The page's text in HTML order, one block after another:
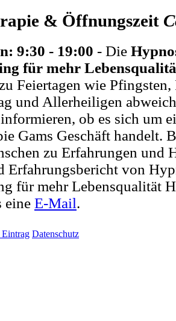
& Öffnungszeit
9:30 - 19:00 - Die
für mehr
Feiertagen wie
und Allerheiligen
ob es sich um
Gams Geschäft handelt.
zu Erfahrungen und
Erfahrungsbericht von
für mehr Lebensqualität
eine E-Mail.
Eintrag Datenschutz